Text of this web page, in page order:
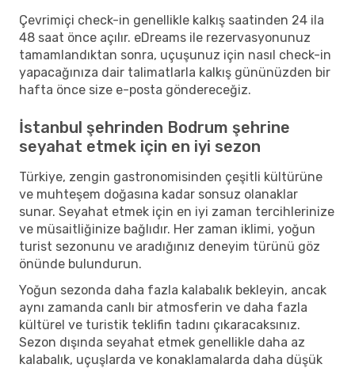
Çevrimiçi check-in genellikle kalkış saatinden 24 ila
48 saat önce açılır. eDreams ile rezervasyonunuz
tamamlandıktan sonra, uçuşunuz için nasıl check-in
yapacağınıza dair talimatlarla kalkış gününüzden bir
hafta önce size e-posta göndereceğiz.
İstanbul şehrinden Bodrum şehrine
seyahat etmek için en iyi sezon
Türkiye, zengin gastronomisinden çeşitli kültürüne
ve muhteşem doğasına kadar sonsuz olanaklar
sunar. Seyahat etmek için en iyi zaman tercihlerinize
ve müsaitliğinize bağlıdır. Her zaman iklimi, yoğun
turist sezonunu ve aradığınız deneyim türünü göz
önünde bulundurun.
Yoğun sezonda daha fazla kalabalık bekleyin, ancak
aynı zamanda canlı bir atmosferin ve daha fazla
kültürel ve turistik teklifin tadını çıkaracaksınız.
Sezon dışında seyahat etmek genellikle daha az
kalabalık, uçuşlarda ve konaklamalarda daha düşük